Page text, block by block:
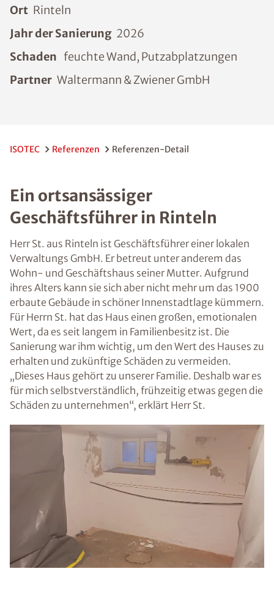
Ort Rinteln
Jahr der Sanierung 2026
Schaden feuchte Wand, Putzabplatzungen
Partner Waltermann & Zwiener GmbH
ISOTEC Referenzen Referenzen-Detail
Ein ortsansässiger
Geschäftsführer in Rinteln
Herr St. aus Rinteln ist Geschäftsführer einer lokalen
Verwaltungs GmbH. Er betreut unter anderem das
Wohn- und Geschäftshaus seiner Mutter. Aufgrund
ihres Alters kann sie sich aber nicht mehr um das 1900
erbaute Gebäude in schöner Innenstadtlage kümmern.
Für Herrn St. hat das Haus einen großen, emotionalen
Wert, da es seit langem in Familienbesitz ist. Die
Sanierung war ihm wichtig, um den Wert des Hauses zu
erhalten und zukünftige Schäden zu vermeiden.
„Dieses Haus gehört zu unserer Familie. Deshalb war es
für mich selbstverständlich, frühzeitig etwas gegen die
Schäden zu unternehmen“, erklärt Herr St.